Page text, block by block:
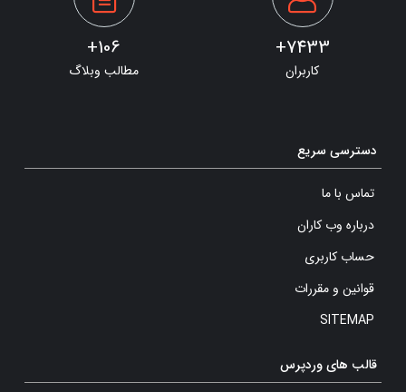
7433+
کاربران
106+
مطالب وبلاگ
دسترسی سریع
تماس با ما
درباره وب کاران
حساب کاربری
قوانین و مقررات
SITEMAP
قالب های وردپرس